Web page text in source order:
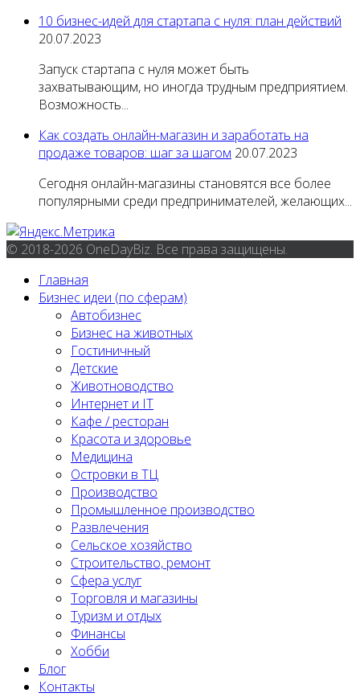
10 бизнес-идей для стартапа с нуля: план действий
20.07.2023
Запуск стартапа с нуля может быть
захватывающим, но иногда трудным предприятием.
Возможность...
Как создать онлайн-магазин и заработать на
продаже товаров: шаг за шагом 20.07.2023
Сегодня онлайн-магазины становятся все более
популярными среди предпринимателей, желающих...
© 2018-2026 OneDayBiz. Все права защищены.
Главная
Бизнес идеи (по сферам)
Автобизнес
Бизнес на животных
Гостиничный
Детские
Животноводство
Интернет и IT
Кафе / ресторан
Красота и здоровье
Медицина
Островки в ТЦ
Производство
Промышленное производство
Развлечения
Сельское хозяйство
Строительство, ремонт
Сфера услуг
Торговля и магазины
Туризм и отдых
Финансы
Хобби
Блог
Контакты